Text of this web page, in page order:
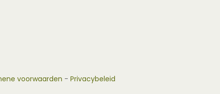
voorwaarden - Privacybeleid